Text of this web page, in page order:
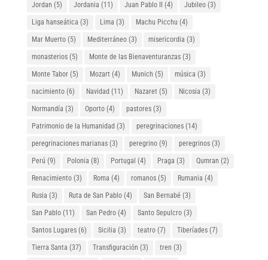
Jordan (5) Jordania (11) Juan Pablo II (4) Jubileo(3)
Liga hanseática (3) Lima (3) Machu Picchu (4)
Mar Muerto(5) Mediterráneo(3) misericordia (3)
monasterios(5) Monte de las Bienaventuranzas(3)
Monte Tabor(5) Mozart (4) Munich (5) música (3)
nacimiento(6) Navidad (11) Nazaret (5) Nicosia (3)
Normandía (3) Oporto(4) pastores(3)
Patrimonio de la Humanidad (3) peregrinaciones(14)
peregrinaciones marianas(3) peregrino(9) peregrinos(3)
Perú (9) Polonia (8) Portugal (4) Praga (3) Qumran (2)
Renacimiento(3) Roma (4) romanos(5) Rumania (4)
Rusia (3) Ruta de San Pablo(4) San Bernabé (3)
San Pablo(11) San Pedro(4) Santo Sepulcro(3)
Santos Lugares(6) Sicilia (3) teatro(7) Tiberíades(7)
Tierra Santa (37) Transfiguración (3) tren (3)